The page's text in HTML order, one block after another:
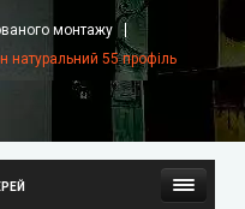
монтажу
натуральний 55 профіль